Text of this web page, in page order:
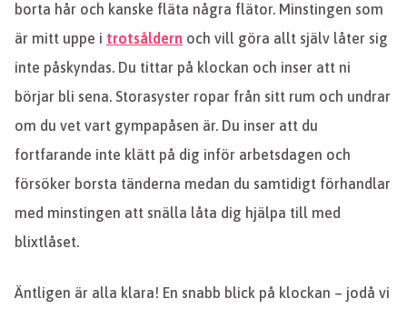
borta hår och kanske fläta några flätor. Minstingen som
är mitt uppe i trotsåldern och vill göra allt själv låter sig
inte påskyndas. Du tittar på klockan och inser att ni
börjar bli sena. Storasyster ropar från sitt rum och undrar
om du vet vart gympapåsen är. Du inser att du
fortfarande inte klätt på dig inför arbetsdagen och
försöker borsta tänderna medan du samtidigt förhandlar
med minstingen att snälla låta dig hjälpa till med
blixtlåset.
Äntligen är alla klara! En snabb blick på klockan – jodå vi